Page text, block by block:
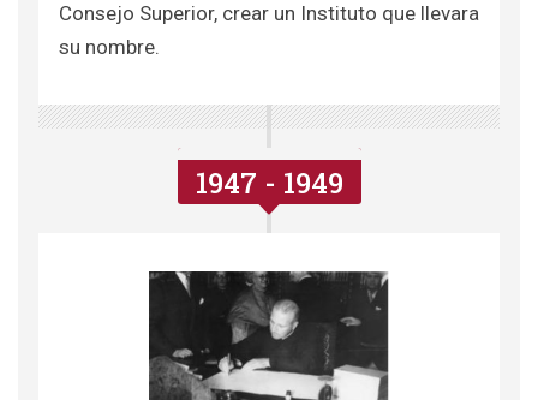
Consejo Superior, crear un Instituto que llevara
su nombre.
1947 - 1949